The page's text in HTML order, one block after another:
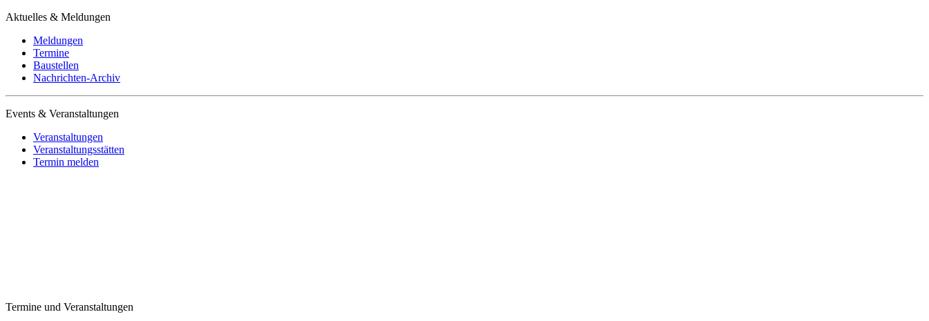
Aktuelles & Meldungen
Meldungen
Termine
Baustellen
Nachrichten-Archiv
Events & Veranstaltungen
Veranstaltungen
Veranstaltungsstätten
Termin melden
Termine und Veranstaltungen